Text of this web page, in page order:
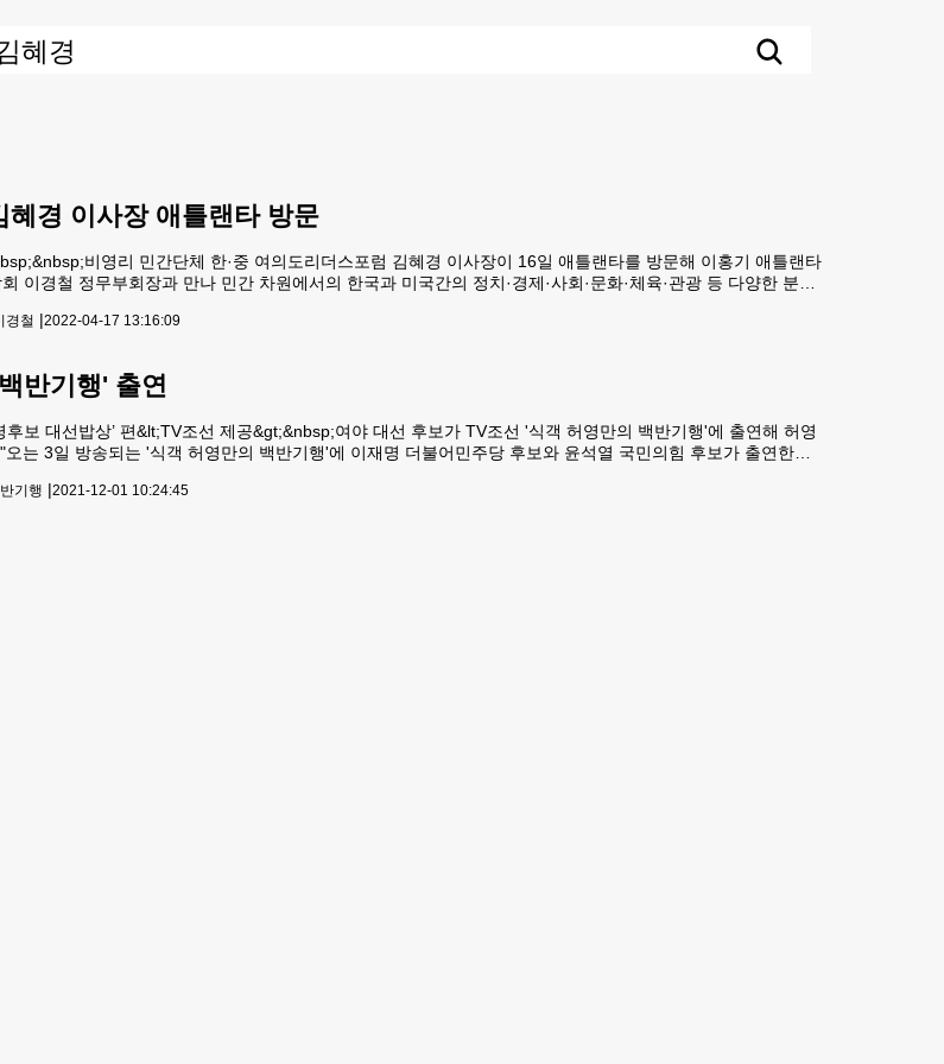
혜경 이사장 애틀랜타 방문
비영리 민간단체 한·중 여의도리더스포럼 김혜경 이사장이 16일 애틀랜타를 방문해 이홍기 애틀랜타
이경철 정무부회장과 만나 민간 차원에서의 한국과 미국간의 정치·경제·사회·문화·체육·관광 등 다양한 분야
방안을 모색하고 있다고 밝히고 금년 안에 가시
경철 |2022-04-17 13:16:09
반기행' 출연
후보 대선밥상’ 편&lt;TV조선 제공&gt;&nbsp;여야 대선 후보가 TV조선 '식객 허영만의 백반기행'에 출연해 허영
는 3일 방송되는 '식객 허영만의 백반기행'에 이재명 더불어민주당 후보와 윤석열 국민의힘 후보가 출연한
소년공 시절의
기행 |2021-12-01 10:24:45